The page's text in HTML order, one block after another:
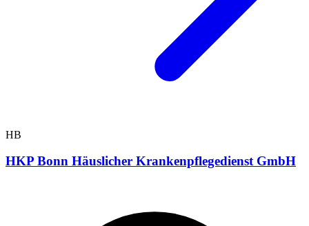
HB
HKP Bonn Häuslicher Krankenpflegedienst GmbH